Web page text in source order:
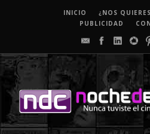
INICIO
¿NOS
PUBLICIDAD